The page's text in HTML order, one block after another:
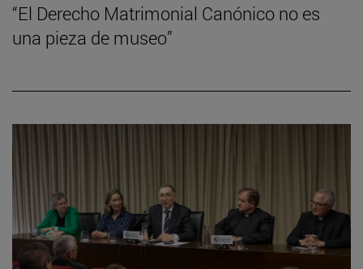
“El Derecho Matrimonial Canónico no es
una pieza de museo”